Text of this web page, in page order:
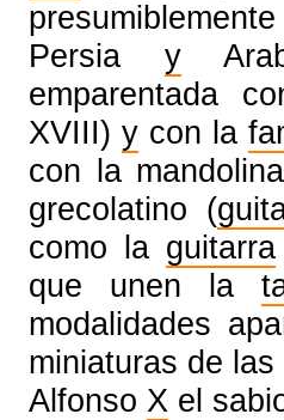
Persia y
emparentada
XVIII) ycon la
con la
grecolatino (
como la guitarra
que unen la
modalidades
miniaturas de las
Alfonso X el